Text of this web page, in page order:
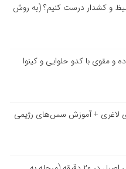
و کشدار درست کنیم؟ (به روش
و مقوی با کدو حلوایی و کینوا
لاغری + آموزش سس‌های رژیمی